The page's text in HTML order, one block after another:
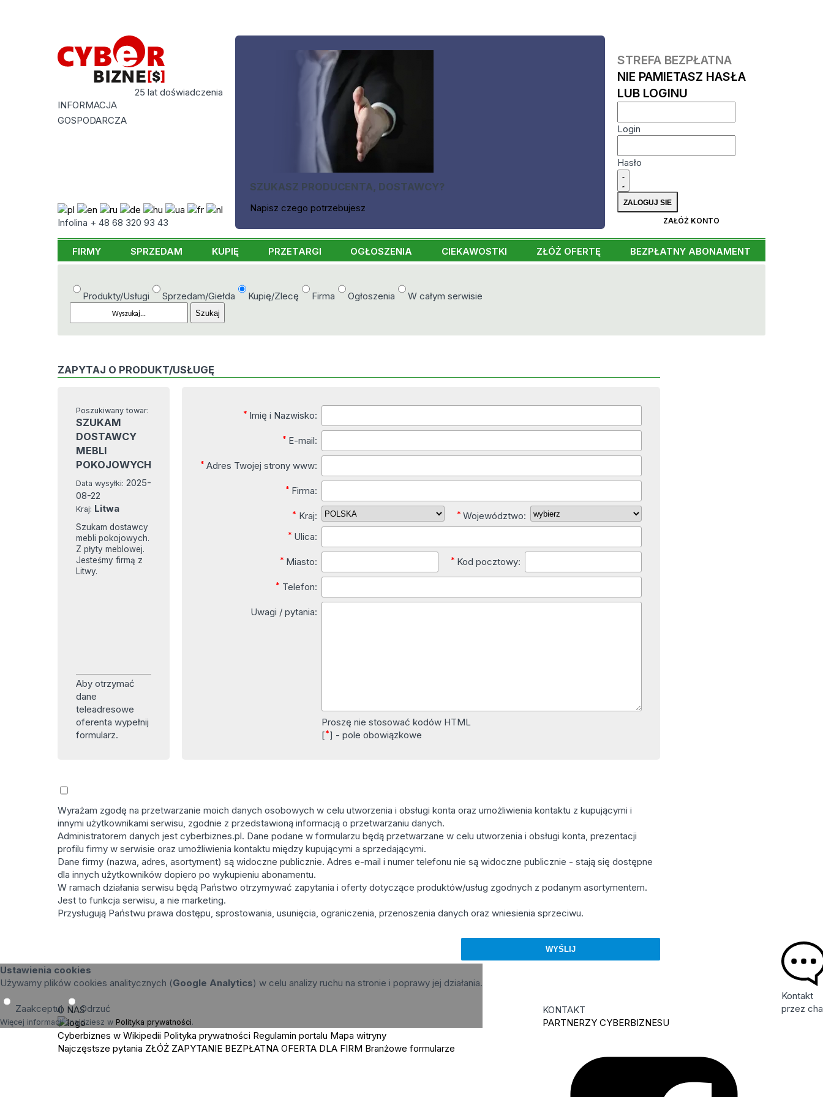
25 lat doświadczenia
INFORMACJA
GOSPODARCZA
Infolina + 48 68 320 93 43
SZUKASZ PRODUCENTA, DOSTAWCY?
Napisz czego potrzebujesz
STREFA BEZPŁATNA
NIE PAMIETASZ HASŁA
LUB LOGINU
Login
Hasło
ZAŁÓŻ KONTO
FIRMY SPRZEDAM KUPIĘ PRZETARGI OGŁOSZENIA CIEKAWOSTKI ZŁÓŻ OFERTĘ BEZPŁATNY ABONAMENT
Produkty/Usługi Sprzedam/Giełda Kupię/Zlecę Firma Ogłoszenia W całym serwisie
ZAPYTAJ O PRODUKT/USŁUGĘ
Poszukiwany towar:
SZUKAM
DOSTAWCY
MEBLI
POKOJOWYCH
Data wysyłki:2025-
08-22
Kraj: Litwa
Szukam dostawcy
mebli pokojowych.
Z płyty meblowej.
Jesteśmy firmą z
Litwy.
Aby otrzymać
dane
teleadresowe
oferenta wypełnij
formularz.
* Imię i Nazwisko:
* E-mail:
* Adres Twojej strony www:
* Firma:
* Kraj: *Województwo:
* Ulica:
* Miasto: * Kod pocztowy:
* Telefon:
Uwagi / pytania:
Proszę nie stosować kodów HTML
[*] - pole obowiązkowe
Wyrażam zgodę na przetwarzanie moich danych osobowych w celu utworzenia i obsługi konta oraz umożliwienia kontaktu z kupującymi i
innymi użytkownikami serwisu, zgodnie z przedstawioną informacją o przetwarzaniu danych.
Administratorem danych jest cyberbiznes.pl. Dane podane w formularzu będą przetwarzane w celu utworzenia i obsługi konta, prezentacji
profilu firmy w serwisie oraz umożliwienia kontaktu między kupującymi a sprzedającymi.
Dane firmy (nazwa, adres, asortyment) są widoczne publicznie. Adres e-mail i numer telefonu nie są widoczne publicznie - stają się dostępne
dla innych użytkowników dopiero po wykupieniu abonamentu.
W ramach działania serwisu będą Państwo otrzymywać zapytania i oferty dotyczące produktów/usług zgodnych z podanym asortymentem.
Jest to funkcja serwisu, a nie marketing.
Przysługują Państwu prawa dostępu, sprostowania, usunięcia, ograniczenia, przenoszenia danych oraz wniesienia sprzeciwu.
Kontakt
przez
Ustawienia cookies
Używamy plików cookies analitycznych (Google Analytics) w celu analizy ruchu na stronie i poprawy jej działania.
Zaakceptuj Odrzuć
Więcej informacji znajdziesz w Polityka prywatności.
O NAS
Cyberbiznes w Wikipedii Polityka prywatności Regulamin portalu Mapa witryny
Najczęstsze pytania ZŁÓŻ ZAPYTANIE BEZPŁATNA OFERTA DLA FIRM Branżowe formularze
KONTAKT
PARTNERZY CYBERBIZNESU